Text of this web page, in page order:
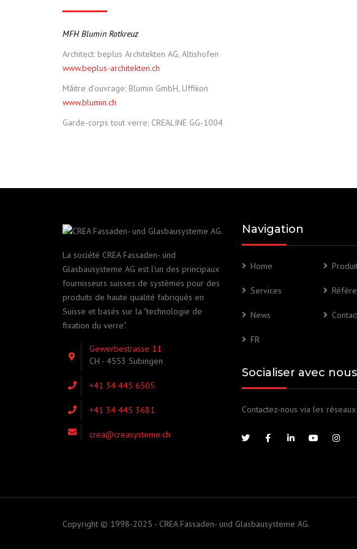
MFH Blumin Rotkreuz
Architect: beplus Architekten AG, Altishofen
www.beplus-architekten.ch
Mâitre d’ouvrage: Blumin GmbH, Uffikon
www.blumin.ch
Garde-corps tout verre: CREALINE GG-1004
La société CREA Fassaden- und
Glasbausysteme AG est l'un des principaux
fournisseurs suisses de systèmes pour des
produits de haute qualité fabriqués en
Suisse et basés sur la "technologie de
fixation du verre".
Gewerbestrasse 11
CH - 4553 Subingen
+41 34 445 6505
+41 34 445 3681
crea@creasysteme.ch
Navigation
Home
Services
News
FR
Socialiser avec nous
Contactez-nous via les
Copyright © 1998-2025 - CREA Fassaden- und Glasbausysteme AG.